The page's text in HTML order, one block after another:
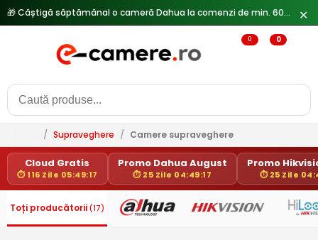
✕
0 0
/ Supraveghere / Camere supraveghere
Cloud Gratis
⏱ 116 Zile 05:49:17
Promo Dahua August
⏱ 25 Zile 04:49:17
Promo
⏱ 25 Zile
Toți producătorii (17)